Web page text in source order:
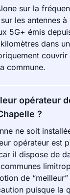
sur la
les antennes
5G+ émis
dans
commune.
opérateur
?
ne soit
opérateur est
il dispose de
de
puisque la